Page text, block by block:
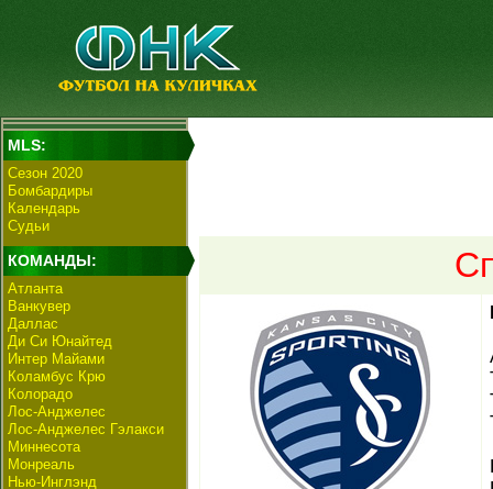
MLS:
Сезон 2020
Бомбардиры
Календарь
Судьи
КОМАНДЫ:
Атланта
Ванкувер
Даллас
Ди Си Юнайтед
Интер Майами
Коламбус Крю
Колорадо
Лос-Анджелес
Лос-Анджелес Гэлакси
Миннесота
Монреаль
Нью-Инглэнд